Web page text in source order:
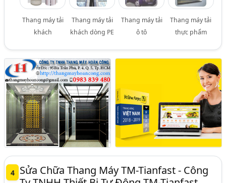
Thang máy tải
khách
Thang máy tải
khách dòng PE
Thang máy tải
ô tô
Thang máy tải
thực phẩm
4
Sửa Chữa Thang Máy TM-Tianfast - Công